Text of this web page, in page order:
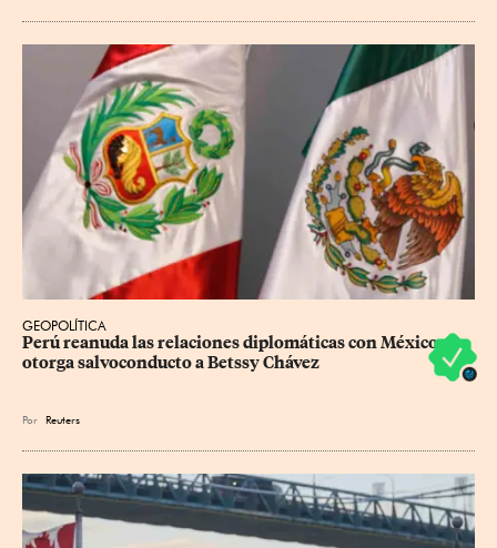
GEOPOLÍTICA
Perú reanuda las relaciones diplomáticas con México y
otorga salvoconducto a Betssy Chávez
Por Reuters